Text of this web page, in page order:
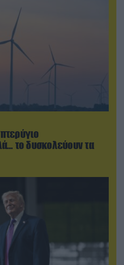
το δυσκολεύουν τα